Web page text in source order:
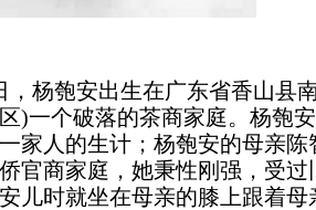
，杨匏安出生在广东省香山县
)一个破落的茶商家庭。杨匏
家人的生计；杨匏安的母亲
官商家庭，她秉性刚强，受
儿时就坐在母亲的膝上跟着